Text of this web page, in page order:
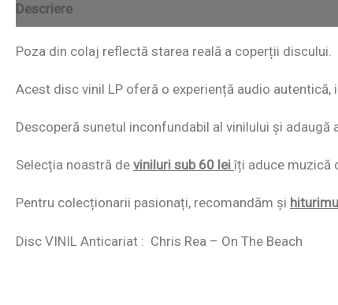
Descriere
Poza din colaj reflectă starea reală a coperții discului.
Acest disc vinil LP oferă o experiență audio
Descoperă sunetul inconfundabil al vinilului și
Selecția noastră de viniluri sub 60 lei îți aduce muzică
Pentru colecționarii pasionați, recomandăm și
Disc VINIL Anticariat : Chris Rea – On The Beach